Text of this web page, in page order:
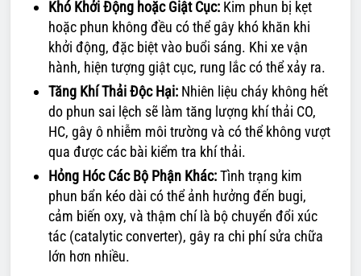
Khó Khởi Động hoặc Giật Cục: Kim phun bị kẹt
hoặc phun không đều có thể gây khó khăn khi
khởi động, đặc biệt vào buổi sáng. Khi xe vận
hành, hiện tượng giật cục, rung lắc có thể xảy ra.
Tăng Khí Thải Độc Hại: Nhiên liệu cháy không hết
do phun sai lệch sẽ làm tăng lượng khí thải CO,
HC, gây ô nhiễm môi trường và có thể không vượt
qua được các bài kiểm tra khí thải.
Hỏng Hóc Các Bộ Phận Khác:Tình trạng kim
phun bẩn kéo dài có thể ảnh hưởng đến bugi,
cảm biến oxy, và thậm chí là bộ chuyển đổi xúc
tác (catalytic converter), gây ra chi phí sửa chữa
lớn hơn nhiều.